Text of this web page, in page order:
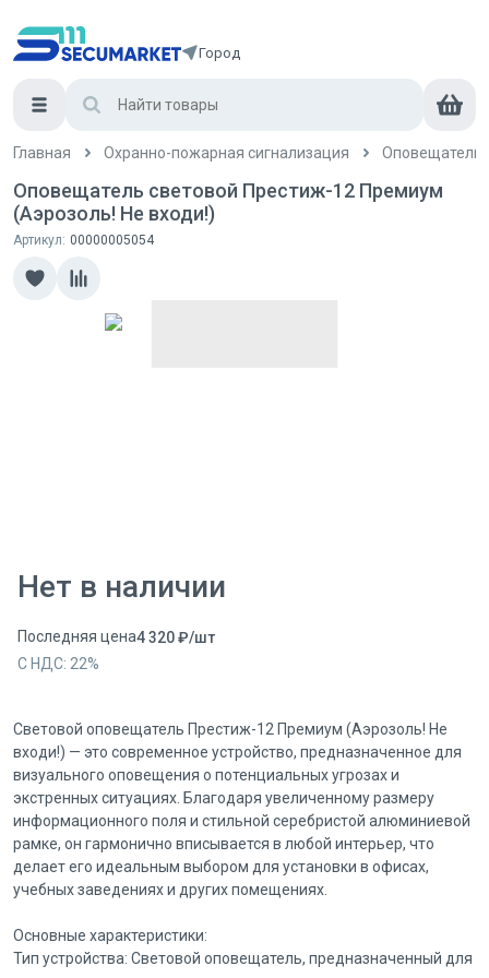
Город
Главная Охранно-пожарная сигнализация Оповещатели
Оповещатель световой Престиж-12 Премиум
(Аэрозоль! Не входи!)
Артикул: 00000005054
Нет в наличии
Последняя цена4 320₽/шт
С НДС: 22%
Световой оповещатель Престиж-12 Премиум (Аэрозоль! Не
входи!) — это современное устройство, предназначенное для
визуального оповещения о потенциальных угрозах и
экстренных ситуациях. Благодаря увеличенному размеру
информационного поля и стильной серебристой алюминиевой
рамке, он гармонично вписывается в любой интерьер, что
делает его идеальным выбором для установки в офисах,
учебных заведениях и других помещениях.
Основные характеристики:
Тип устройства: Световой оповещатель, предназначенный для